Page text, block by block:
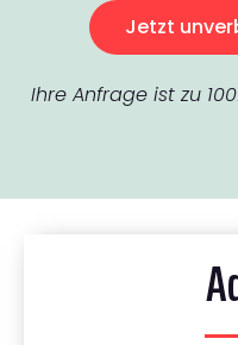
Jetzt
Ihre Anfrage ist zu